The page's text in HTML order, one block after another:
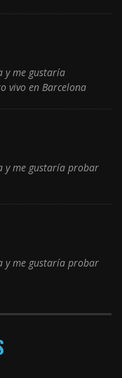
y me gustaría
vivo en Barcelona
y me gustaría probar
y me gustaría probar